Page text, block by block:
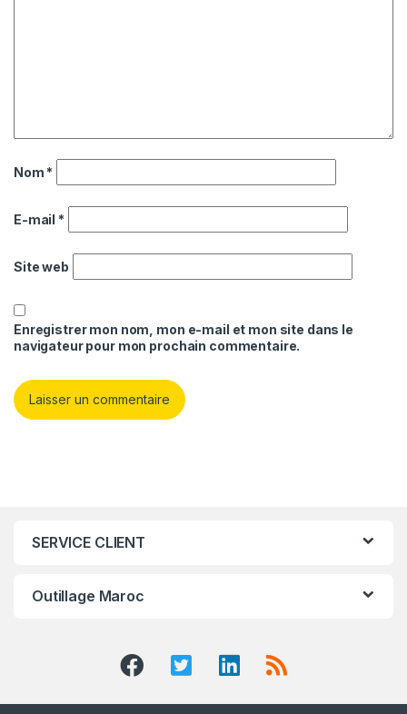
Nom *
E-mail *
Site web
Enregistrer mon nom, mon e-mail et mon site dans le
navigateur pour mon prochain commentaire.
SERVICE CLIENT
Outillage Maroc